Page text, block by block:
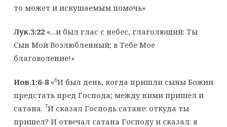
то может и искушаемым помочь»
Лук.3:22«…и был глас с небес, глаголющий: Ты
Сын Мой Возлюбленный; в Тебе Мое
благоволение!»
Иов.1:6-8«6И был день, когда пришли сыны Божии
предстать пред Господа; между ними пришел и
сатана. 7И сказал Господь сатане: откуда ты
пришел? И отвечал сатана Господу и сказал: я